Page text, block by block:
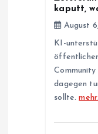
kaputt,
August
KI-
dagegen
sollte.